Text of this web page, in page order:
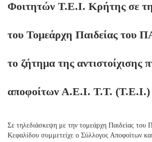
Φοιτητών Τ.Ε.Ι. Κρήτης σε
του Τομεάρχη Παιδείας του
το ζήτημα της αντιστοίχισης
αποφοίτων Α.Ε.Ι. Τ.Τ. (Τ.Ε.Ι.)
Σε τηλεδιάσκεψη με την τομεάρχη Παιδείας
Κεφαλίδου συμμετείχε ο Σύλλογος Αποφοίτων